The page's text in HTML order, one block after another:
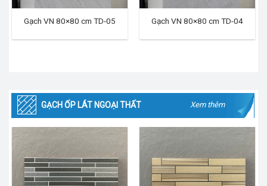
Gạch VN 80×80 cm TD-05 Gạch VN 80×80 cm TD-04
GẠCH ỐP LÁT NGOẠI THẤT Xem thêm